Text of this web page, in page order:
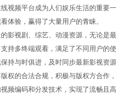
视频平台成为人们娱乐生活的重要
体验，赢得了大量用户的青睐。
影视剧、综艺、动漫资源，无论是
持多终端观看，满足了不同用户的
持与时俱进，及时同步最新影视资
权的合法合规，积极与版权方合作
频编码和分发技术，实现了流畅且